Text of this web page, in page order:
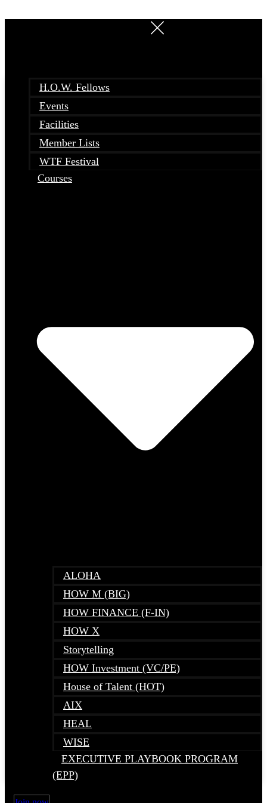
H.O.W. Fellows
Events
Facilities
Member Lists
WTF Festival
Courses
ALOHA
HOW M (BIG)
HOW FINANCE (F-IN)
HOW X
Storytelling
HOW Investment (VC/PE)
House of Talent (HOT)
AIX
HEAL
WISE
EXECUTIVE PLAYBOOK PROGRAM
(EPP)